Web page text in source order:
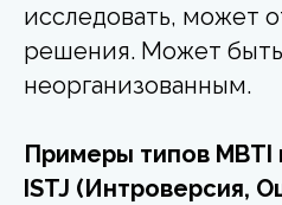
исследовать, может
решения. Может быть
неорганизованным.
Примеры типов MBTI
ISTJ (Интроверсия,